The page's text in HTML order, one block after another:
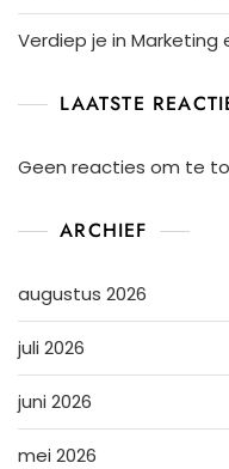
Verdiep je in
LAATSTE
Geen reacties om te
ARCHIEF
augustus 2026
juli 2026
juni 2026
mei 2026